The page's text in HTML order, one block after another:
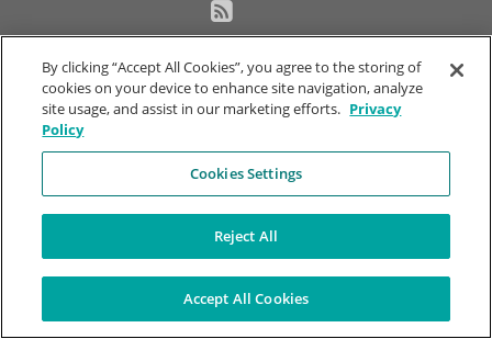
By clicking “Accept All Cookies”, you agree to the storing of
cookies on your device to enhance site navigation, analyze
site usage, and assist in our marketing efforts. Privacy
Policy
Cookies Settings
Reject All
Accept All Cookies